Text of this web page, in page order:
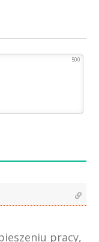
500
pracy,